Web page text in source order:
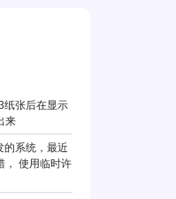
纸张后在显示
来
的系统，最近
， 使用临时许